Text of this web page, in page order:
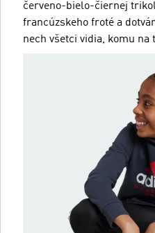
červeno-bielo-čiernej
francúzskeho froté a
nech všetci vidia, komu